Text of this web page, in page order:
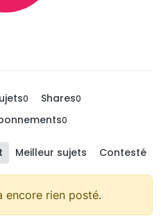
0 Shares0
0
Meilleur sujets Contesté
encore rien posté.